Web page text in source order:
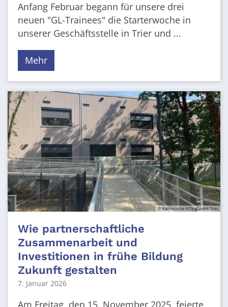
Anfang Februar begann für unsere drei
neuen "GL-Trainees" die Starterwoche in
unserer Geschäftsstelle in Trier und ...
Mehr
© Katholische KiTa gGmbH Trier
Wie partnerschaftliche
Zusammenarbeit und
Investitionen in frühe Bildung
Zukunft gestalten
7. Januar 2026